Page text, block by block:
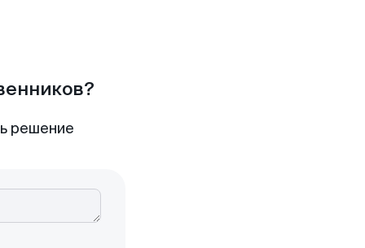
решение